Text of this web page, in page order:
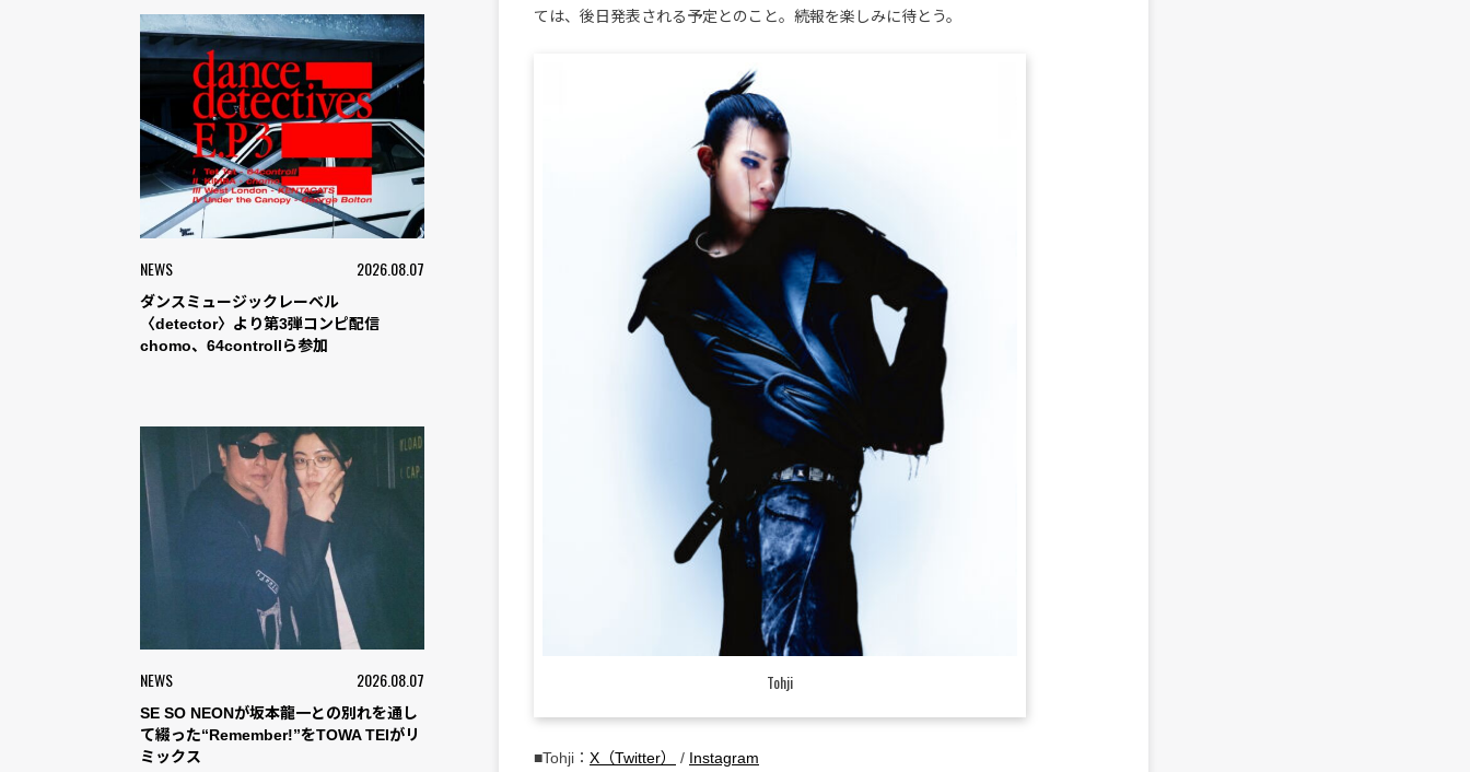
NEWS 2026.08.07
ダンスミュージックレーベル
〈detector〉より第3弾コンピ配信
chomo、64controllら参加
NEWS 2026.08.07
SE SO NEONが坂本龍一との別れを通し
て綴った“Remember!”をTOWA TEIがリ
ミックス
ては、後日発表される予定とのこと。続報を楽しみに待とう。
Tohji
■Tohji： X（Twitter） / Instagram